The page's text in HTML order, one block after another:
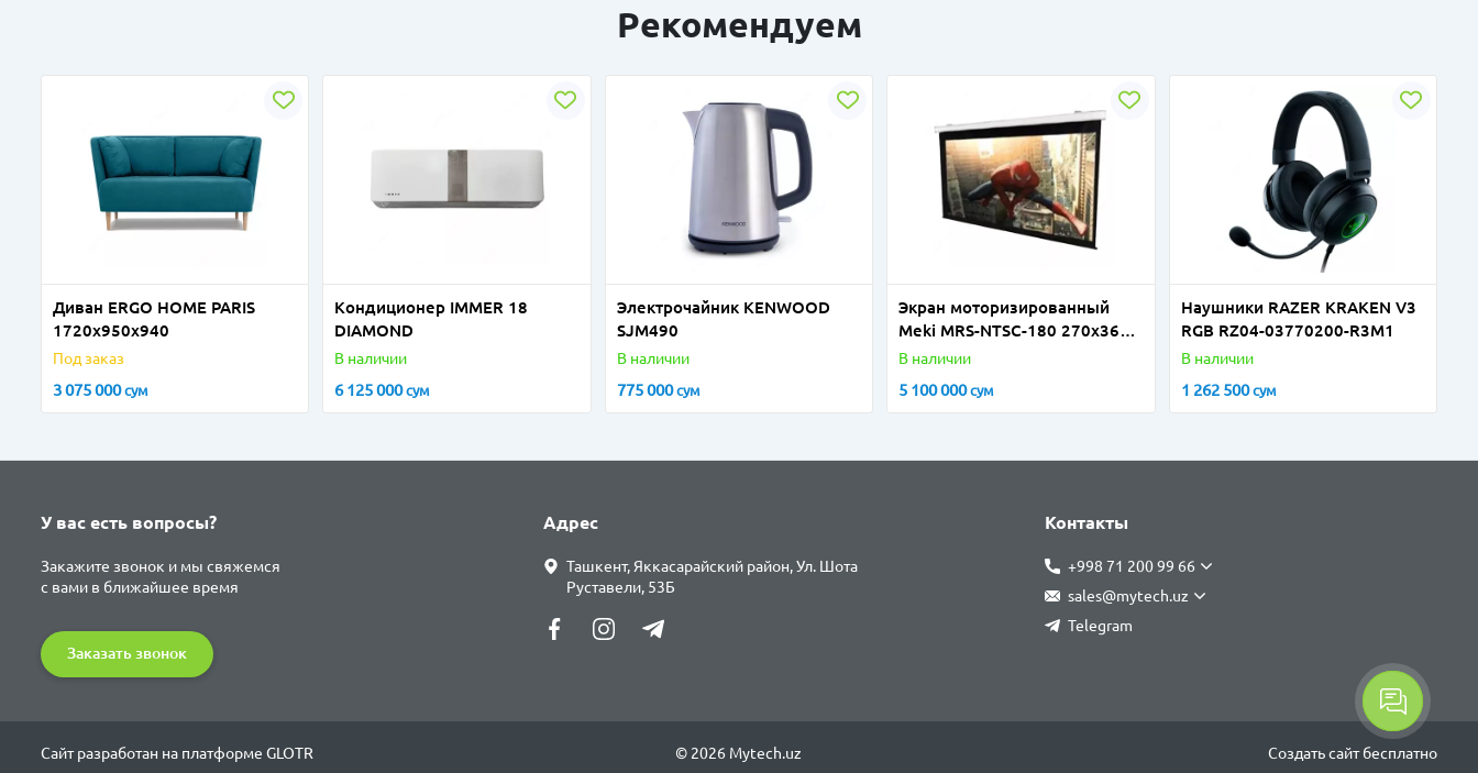
Рекомендуем
Диван ERGO HOME PARIS
1720х950х940
Под заказ
3 075 000сум
Кондиционер IMMER 18
DIAMOND
В наличии
6 125 000сум
Электрочайник KENWOOD
SJM490
В наличии
775 000сум
Экран моторизированный
Meki MRS-NTSC-180 270x360
см
В наличии
5 100 000сум
Наушники RAZER KRAKEN V3
RGB RZ04-03770200-R3M1
В наличии
1 262 500сум
У вас есть вопросы?
Закажите звонок и мы свяжемся
с вами в ближайшее время
Заказать звонок
Адрес
Ташкент, Яккасарайский район, Ул. Шота
Руставели, 53Б
Контакты
+998 71 200 99 66
sales@mytech.uz
Telegram
Сайт разработан на платформе GLOTR © 2026 Mytech.uz Создать cайт бесплатно